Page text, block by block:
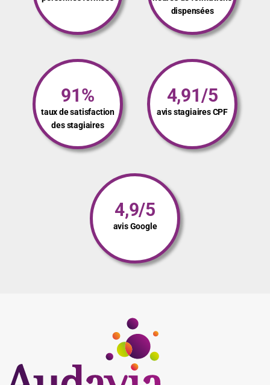
dispensées
91%
taux de satisfaction
des stagiaires
4,91/5
avis stagiaires CPF
4,9/5
avis Google